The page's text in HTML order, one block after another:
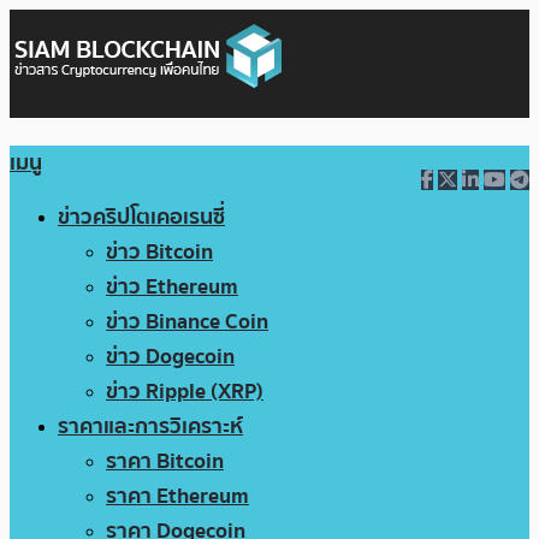
เมนู
ข่าวคริปโตเคอเรนซี่
ข่าว Bitcoin
ข่าว Ethereum
ข่าว Binance Coin
ข่าว Dogecoin
ข่าว Ripple (XRP)
ราคาและการวิเคราะห์
ราคา Bitcoin
ราคา Ethereum
ราคา Dogecoin